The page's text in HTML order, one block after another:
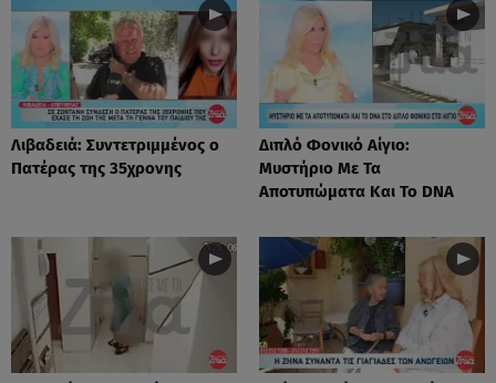
Λιβαδειά: Συντετριμμένος ο
Πατέρας της 35χρονης
Διπλό Φονικό Αίγιο:
Μυστήριο Με Τα
Αποτυπώματα Και Το DNA